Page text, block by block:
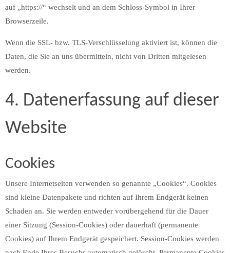
auf „https://“ wechselt und an dem Schloss-Symbol in Ihrer
Browserzeile.
Wenn die SSL- bzw. TLS-Verschlüsselung aktiviert ist, können die
Daten, die Sie an uns übermitteln, nicht von Dritten mitgelesen
werden.
4. Datenerfassung auf dieser
Website
Cookies
Unsere Internetseiten verwenden so genannte „Cookies“. Cookies
sind kleine Datenpakete und richten auf Ihrem Endgerät keinen
Schaden an. Sie werden entweder vorübergehend für die Dauer
einer Sitzung (Session-Cookies) oder dauerhaft (permanente
Cookies) auf Ihrem Endgerät gespeichert. Session-Cookies werden